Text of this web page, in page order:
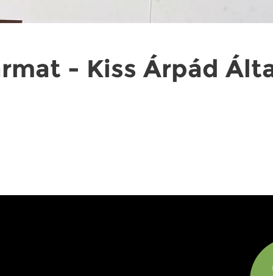
- Kiss Árpád